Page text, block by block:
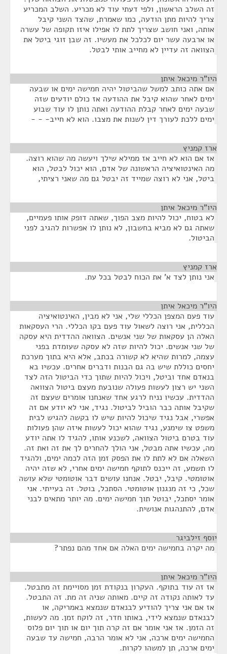
זה השלב הראשון, ולפי דעתי עוד לא מכריע. השלב המכריע
צריך להיות מתן הודעה, כמו שאמרת, שהצד השני קיבל
אותה, ואני חושב שצריך לתת לו אפילו איזו תקופה של עשרה
או ארבעה עשר יום לכלכל את מעשיו. זה שבן זוגי ביטל את
הצוואה זה עדיין לא מחייב אותי לבטל.
היו"ר מיכאל איתן
אם אתה כותב למשל שהביטול יהיה חמישה ימים או שבעה
ימים לאחר שהוא קיבל את ההודעה אז כולם יודעים שזה
שבעה ימים לאחר קבלת ההודעה ואתה נותן לו עוד שבוע
ימים ללכת לעורך דין לשנות את מצבו. הוא לא חייב- - -
ארז קמניץ
אז אם הוא לא חייב אז ממילא שילך ויעשה מה שהוא רוצה.
מה האינטואיציה הראשונה של אדם, הוא יכול לבטל, הוא
ביטל, אני לא רוצה שמייד זה יבטל גם מה שאני רציתי,
היו"ר מיכאל איתן
לא בטוח, יכול להיות מצב הפוך, שאתה דופק אותו פעמיים,
שאתה גם לא מביא בחשבון, לא נותן לו אפשרות להגיב לפני
הביטול.
ארז קמניץ
אני נותן לצד א' את הכוח לבטל בכל עת.
היו"ר מיכאל איתן
עוד פעם המצפן הכללי שלי, אני לא מבין, האינטואיציה
הכללית, אני רוצה לשאול עוד פעם בקו הכללי. הרי העסקאות
האלה הן עסקאות של שני אנשים. הצוואה ההדדית היא עסקה
של שני אנשים. יכול להיות שזה לא עסקה שעומדת בפני
עצמה, למרות שהיא לא קשורה בכתב, אלא היא בתוך מערכת
יחסים כוללת שיש בה גם הבנות ודברים אחרים. עכשיו בא
בנאדם אחד וביטל, ויכול להיות שתוך כדי הביטול הזה לצד
השני יש רצון לעשות פעולה שנובעת מעצם ביטול הצוואה
ההדדית. עכשיו נניח לרגע אחד שאנחנו אומרים שעצם זה
שקיבל אותה כבר הוביל לביטול. נגיד, אני לא יודע אם זה
אפשרי, אבל נגיד שיכול להיות שיש לו בקשה להגיש לבית
משפט צו שימנע, נגיד שהוא יכול לעשות איזה שהן פעולות
עוד בטרם ביטול הצוואה, לשכנע אותו, להגיד לו אתה יודע
מה, עכשיו אתה מבטל, אני הולך להחרים לך את זה ואת זה.
השאלה אם לא לתת לו את הפסק זמן הזה לכמה ימים, ולהגיד
לו תשמע, זה ייכנס לתוקף חמישה ימים אחרי, לא שזה יהיה
אוטומטי. קיבל, יבטל. אנחנו עושים דבר אוטומטי שלא עושה
שכל, כי זה מנגנון אוטומטי. הסתכל, בוטל. זה בעייתי. אני
אומר יסתכל, יבוטל תוך חמישה ימים. מה יותר מתאים לבני
אדם, להתנהגות אנושית.
יוסף זילביגר
מה יקרה בחמישה ימים האלה אם אחד מהם נפתר?
היו"ר מיכאל איתן
אז זה עוד בתוקף. העקרון בנקודת זמן מסויימת זה מתבטל.
עד לאותה נקודה זה קיים. מאותה שניה זה מת. זה התבטל.
אז אם אני צריך להודיע לבנאדם שנמצא באמריקה, או
לבנאדם שנמצא לידי, באותו חדר, זה לוקח זמן. מה לעשות,
זה הזמן. אז אני אומר אם זה קרה תוך יום או תוך יום פלוס
החמישה ימים ארכה, אני לא אומר הרבה, חמישה עד שבעה
ימים ארכה, תן למשהו לקרות.